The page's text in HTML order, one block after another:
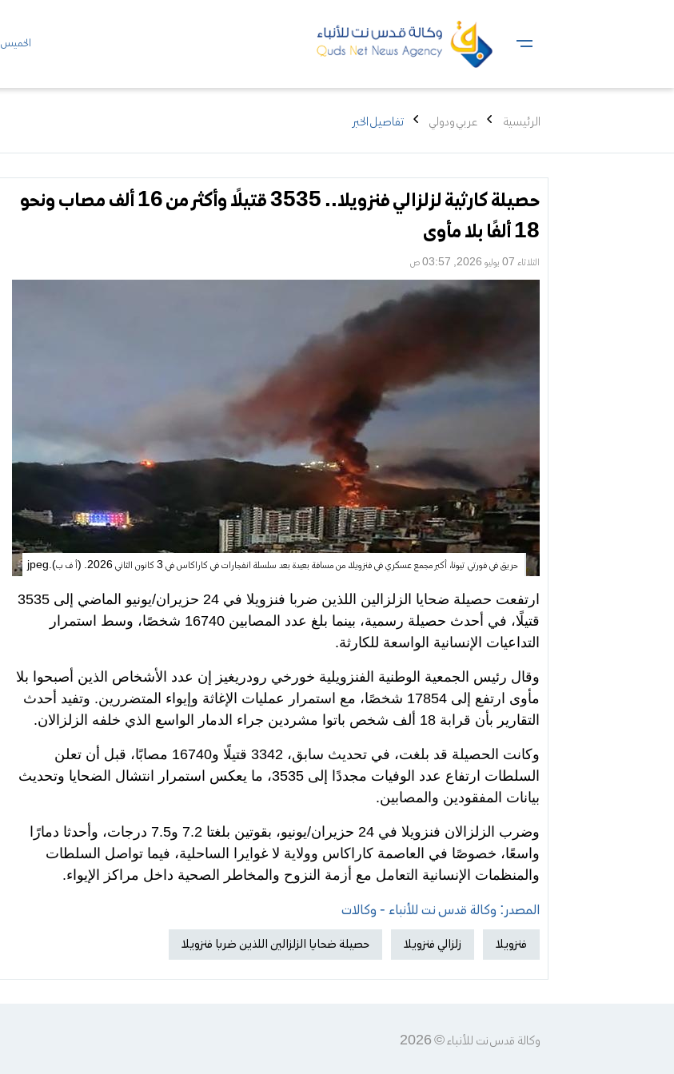
الخميس 06 أغسطس/ 2026
الرئيسية عربي ودولي تفاصيل الخبر
حصيلة كارثية لزلزالي فنزويلا.. 3535 قتيلًا وأكثر من 16 ألف مصاب ونحو
18 ألفًا بلا مأوى
الثلاثاء 07 يوليو 2026, 03:57 ص
حريق في فورتي تيونا، أكبر مجمع عسكري في فنزويلا، من مسافة بعيدة بعد سلسلة انفجارات في كاراكاس في 3 كانون الثاني 2026. (أ ف ب).jpeg
ارتفعت حصيلة ضحايا الزلزالين اللذين ضربا فنزويلا في 24 حزيران/يونيو الماضي إلى 3535
قتيلًا، في أحدث حصيلة رسمية، بينما بلغ عدد المصابين 16740 شخصًا، وسط استمرار
التداعيات الإنسانية الواسعة للكارثة.
وقال رئيس الجمعية الوطنية الفنزويلية خورخي رودريغيز إن عدد الأشخاص الذين أصبحوا بلا
مأوى ارتفع إلى 17854 شخصًا، مع استمرار عمليات الإغاثة وإيواء المتضررين. وتفيد أحدث
التقارير بأن قرابة 18 ألف شخص باتوا مشردين جراء الدمار الواسع الذي خلفه الزلزالان.
وكانت الحصيلة قد بلغت، في تحديث سابق، 3342 قتيلًا و16740 مصابًا، قبل أن تعلن
السلطات ارتفاع عدد الوفيات مجددًا إلى 3535، ما يعكس استمرار انتشال الضحايا وتحديث
بيانات المفقودين والمصابين.
وضرب الزلزالان فنزويلا في 24 حزيران/يونيو، بقوتين بلغتا 7.2 و7.5 درجات، وأحدثا دمارًا
واسعًا، خصوصًا في العاصمة كاراكاس وولاية لا غوايرا الساحلية، فيما تواصل السلطات
والمنظمات الإنسانية التعامل مع أزمة النزوح والمخاطر الصحية داخل مراكز الإيواء.
المصدر: وكالة قدس نت للأنباء - وكالات
فنزويلا زلزالي فنزويلا حصيلة ضحايا الزلزالين اللذين ضربا فنزويلا
وكالة قدس نت للأنباء © 2026